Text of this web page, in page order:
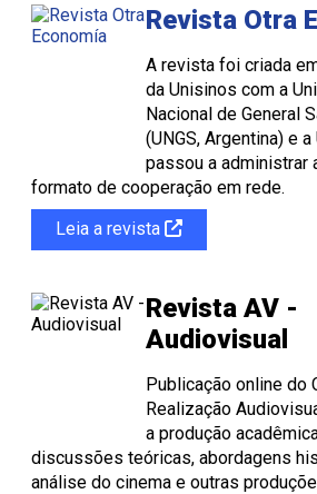
Revista Otra
A revista foi criada
da Unisinos com a
Nacional de General
(UNGS, Argentina) e
passou a administrar
formato de cooperação em rede.
Leia a revista
Revista AV -
Audiovisual
Publicação online do
Realização
a produção
discussões teóricas, abordagens
análise do cinema e outras